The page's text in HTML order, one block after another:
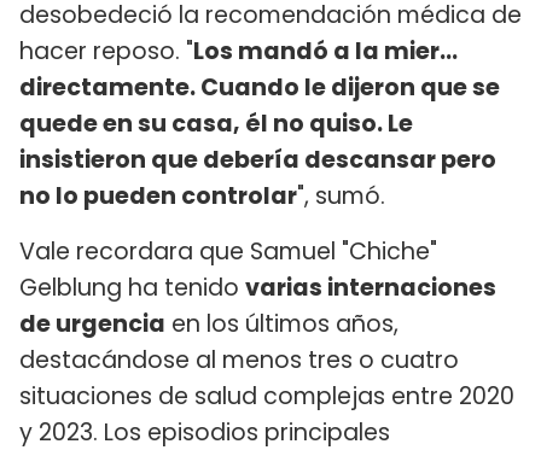
desobedeció la recomendación médica de
hacer reposo. "Los mandó a la mier...
directamente. Cuando le dijeron que se
quede en su casa, él no quiso. Le
insistieron que debería descansar pero
no lo pueden controlar", sumó.
Vale recordara que Samuel "Chiche"
Gelblung ha tenido varias internaciones
de urgencia en los últimos años,
destacándose al menos tres o cuatro
situaciones de salud complejas entre 2020
y 2023. Los episodios principales